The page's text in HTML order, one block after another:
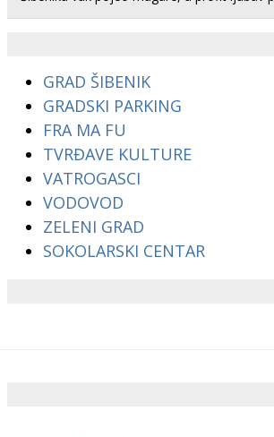
GRAD ŠIBENIK
GRADSKI PARKING
FRA MA FU
TVRĐAVE KULTURE
VATROGASCI
VODOVOD
ZELENI GRAD
SOKOLARSKI CENTAR